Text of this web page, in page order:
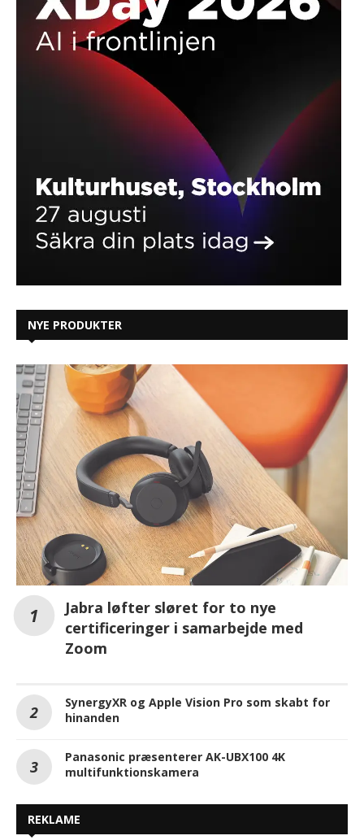
NYE PRODUKTER
Jabra løfter sløret for to nye
certificeringer i samarbejde med
Zoom
SynergyXR og Apple Vision Pro som skabt for
hinanden
Panasonic præsenterer AK-UBX100 4K
multifunktionskamera
REKLAME